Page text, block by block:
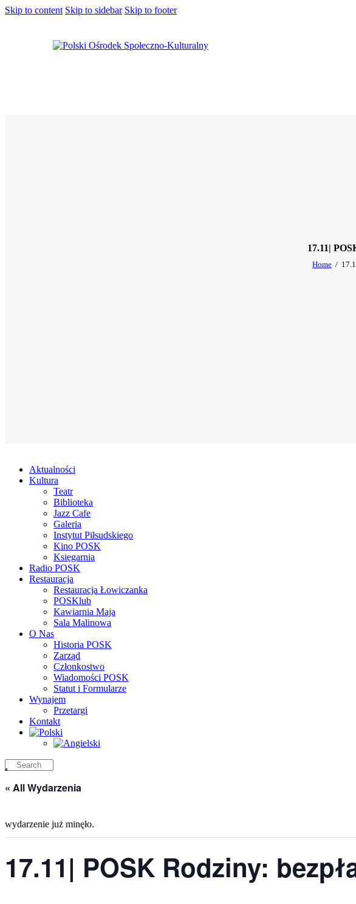
Skip to content Skip to sidebar Skip to footer
17.11|
Home
Aktualności
Kultura
Teatr
Biblioteka
Jazz Cafe
Galeria
Instytut Piłsudskiego
Kino POSK
Księgarnia
Radio POSK
Restauracja
Restauracja Łowiczanka
POSKlub
Kawiarnia Maja
Sala Malinowa
O Nas
Historia POSK
Zarząd
Członkostwo
Wiadomości POSK
Statut i Formularze
Wynajem
Przetargi
Kontakt
« All Wydarzenia
wydarzenie już minęło.
17.11| POSK Rodziny: